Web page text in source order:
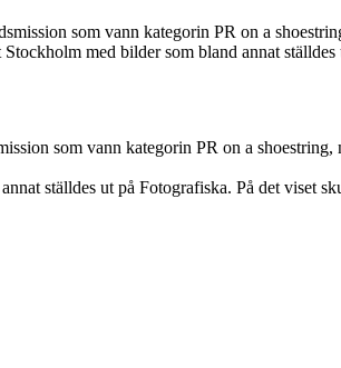
som vann kategorin PR on a
med bilder som bland annat
som vann kategorin PR on a
ställdes ut på Fotografiska. På det viset